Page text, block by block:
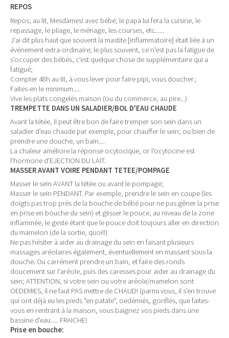
REPOS
Repos; au lit, Mesdames! avec bébé; le papa lui fera la cuisine, le
repassage, le pliage, le ménage, les courses, etc......
J'ai dit plus haut que souvent la mastite [inflammatoire] était liée à un
événement extra-ordinaire; le plus souvent, ce n'est pas la fatigue de
s'occuper des bébés, c'est quelque chose de supplémentaire qui a
fatigué;
Compter 48h au lit, à vous lever pour faire pipi, vous doucher;
Faites-en le minimum.....
Vive les plats congelés maison (ou du commerce, au pire...)
TREMPETTE DANS UN SALADIER/BOL D'EAU CHAUDE
Avant la tétée, il peut être bon de faire tremper son sein dans un
saladier d'eau chaude par exemple, pour chauffer le sein; ou bien de
prendre une douche, un bain....
La chaleur améliore la réponse ocytocique, or l'ocytocine est
l'hormone d'EJECTION DU LAIT.
MASSER AVANT VOIRE PENDANT TETEE/POMPAGE
Masser le sein AVANT la tétée ou avant le pompage;
Masser le sein PENDANT. Par exemple, prendre le sein en coupe (les
doigts pas trop près de la bouche de bébé pour ne pas gêner la prise
en prise en bouche du sein) et glisser le pouce, au niveau de la zone
inflammée, le geste étant que le pouce doit toujours aller en direction
du mamelon (de la sortie, quoi!!)
Ne pas hésiter à aider au drainage du sein en faisant plusieurs
massages aréolaires également, éventuellement en massant sous la
douche. Ou carrément prendre un bain, et faire des ronds
doucement sur l'aréole, puis des caresses pour aider au drainage du
sein; ATTENTION, si votre sein ou votre aréole/mamelon sont
OEDEMIES, il ne faut PAS mettre de CHAUD! (parmi vous, il s'en trouve
qui ont déjà eu les pieds "en patate", oedémiés, gonflés, que faites-
vous en rentrant à la maison, vous baignez vos pieds dans une
bassine d'eau..... FRAICHE!
Prise en bouche: